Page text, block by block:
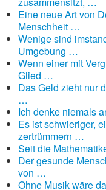
Eine neue Art von
Menschheit …
Wenige sind
Umgebung …
Wenn einer mit
Glied …
Das Geld zieht nur
…
Ich denke niemals
Es ist schwieriger,
zertrümmern …
Seit die
Der gesunde
von …
Ohne Musik wäre